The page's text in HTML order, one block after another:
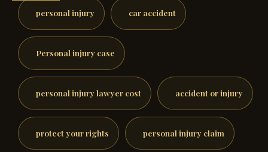
personal injury car accident
Personal injury case
personal injury lawyer cost accident or injury
protect your rights personal injury claim